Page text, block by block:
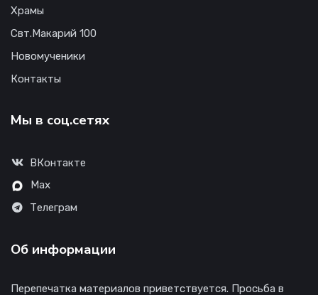
Храмы
Свт.Макарий 100
Новомученики
Контакты
Мы в соц.сетях
ВКонтакте
Max
Телеграм
Об информации
Перепечатка материалов приветствуется. Просьба в